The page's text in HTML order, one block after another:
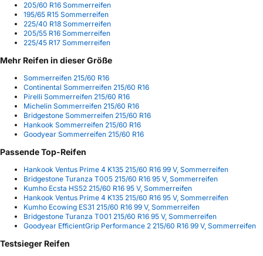
205/60 R16 Sommerreifen
195/65 R15 Sommerreifen
225/40 R18 Sommerreifen
205/55 R16 Sommerreifen
225/45 R17 Sommerreifen
Mehr Reifen in dieser Größe
Sommerreifen 215/60 R16
Continental Sommerreifen 215/60 R16
Pirelli Sommerreifen 215/60 R16
Michelin Sommerreifen 215/60 R16
Bridgestone Sommerreifen 215/60 R16
Hankook Sommerreifen 215/60 R16
Goodyear Sommerreifen 215/60 R16
Passende Top-Reifen
Hankook Ventus Prime 4 K135 215/60 R16 99 V, Sommerreifen
Bridgestone Turanza T005 215/60 R16 95 V, Sommerreifen
Kumho Ecsta HS52 215/60 R16 95 V, Sommerreifen
Hankook Ventus Prime 4 K135 215/60 R16 95 V, Sommerreifen
Kumho Ecowing ES31 215/60 R16 99 V, Sommerreifen
Bridgestone Turanza T001 215/60 R16 95 V, Sommerreifen
Goodyear EfficientGrip Performance 2 215/60 R16 99 V, Sommerreifen
Testsieger Reifen